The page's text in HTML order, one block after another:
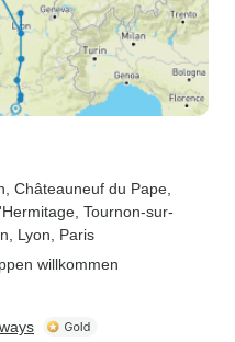
, Châteauneuf du Pape
, Tournon-sur-
, Lyon , Paris
willkommen